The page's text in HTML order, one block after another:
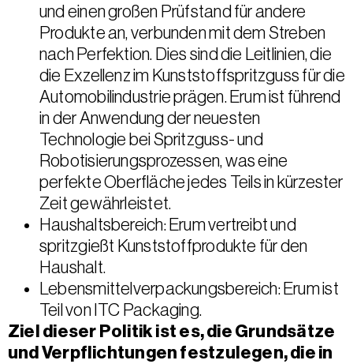
und einen großen Prüfstand für andere
Produkte an, verbunden mit dem Streben
nach Perfektion. Dies sind die Leitlinien, die
die Exzellenz im Kunststoffspritzguss für die
Automobilindustrie prägen. Erum ist führend
in der Anwendung der neuesten
Technologie bei Spritzguss- und
Robotisierungsprozessen, was eine
perfekte Oberfläche jedes Teils in kürzester
Zeit gewährleistet.
Haushaltsbereich: Erum vertreibt und
spritzgießt Kunststoffprodukte für den
Haushalt.
Lebensmittelverpackungsbereich: Erum ist
Teil von ITC Packaging.
Ziel dieser Politik ist es, die Grundsätze
und Verpflichtungen festzulegen, die in